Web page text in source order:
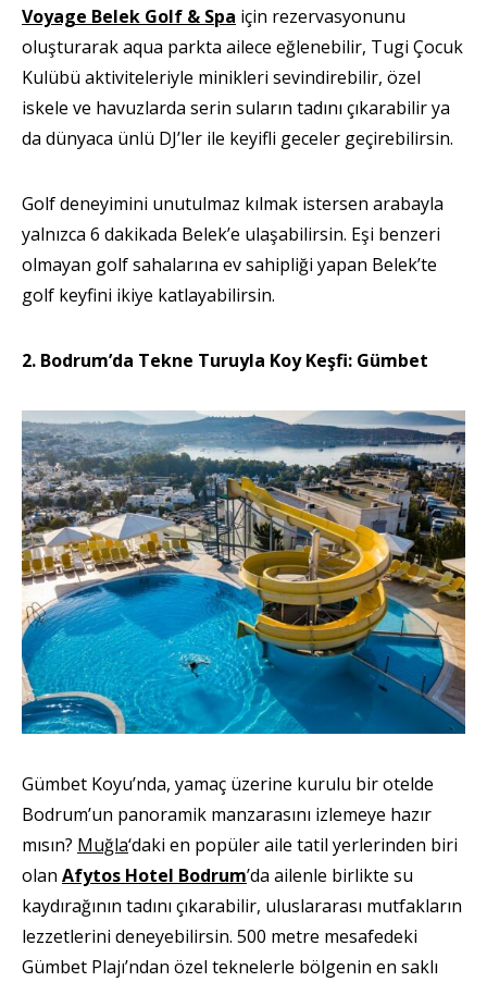
Voyage Belek Golf & Spa için rezervasyonunu
oluşturarak aqua parkta ailece eğlenebilir, Tugi Çocuk
Kulübü aktiviteleriyle minikleri sevindirebilir, özel
iskele ve havuzlarda serin suların tadını çıkarabilir ya
da dünyaca ünlü DJ’ler ile keyifli geceler geçirebilirsin.
Golf deneyimini unutulmaz kılmak istersen arabayla
yalnızca 6 dakikada Belek’e ulaşabilirsin. Eşi benzeri
olmayan golf sahalarına ev sahipliği yapan Belek’te
golf keyfini ikiye katlayabilirsin.
2. Bodrum’da Tekne Turuyla Koy Keşfi: Gümbet
Gümbet Koyu’nda, yamaç üzerine kurulu bir otelde
Bodrum’un panoramik manzarasını izlemeye hazır
mısın? Muğla‘daki en popüler aile tatil yerlerinden biri
olan Afytos Hotel Bodrum’da ailenle birlikte su
kaydırağının tadını çıkarabilir, uluslararası mutfakların
lezzetlerini deneyebilirsin. 500 metre mesafedeki
Gümbet Plajı’ndan özel teknelerle bölgenin en saklı